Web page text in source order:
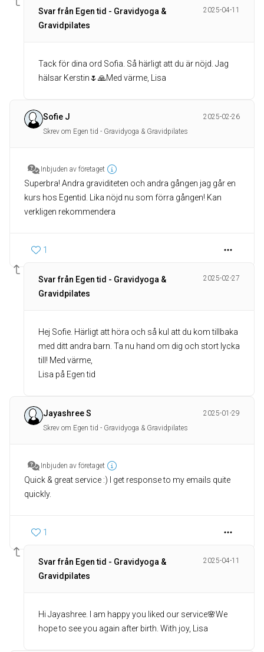
Svar från Egen tid - Gravidyoga &
Gravidpilates
2025-04-11
Tack för dina ord Sofia. Så härligt att du är nöjd. Jag
hälsar Kerstin🌷🙏Med värme, Lisa
Sofie J
2025-02-26
Skrev om Egen tid - Gravidyoga & Gravidpilates
Inbjuden av företaget
Superbra! Andra graviditeten och andra gången jag går en
kurs hos Egentid. Lika nöjd nu som förra gången! Kan
verkligen rekommendera
1
Svar från Egen tid - Gravidyoga &
Gravidpilates
2025-02-27
Hej Sofie. Härligt att höra och så kul att du kom tillbaka
med ditt andra barn. Ta nu hand om dig och stort lycka
till! Med värme,
Lisa på Egen tid
Jayashree S
2025-01-29
Skrev om Egen tid - Gravidyoga & Gravidpilates
Inbjuden av företaget
Quick & great service :) I get response to my emails quite
quickly.
1
Svar från Egen tid - Gravidyoga &
Gravidpilates
2025-04-11
Hi Jayashree. I am happy you liked our service🌸We
hope to see you again after birth. With joy, Lisa